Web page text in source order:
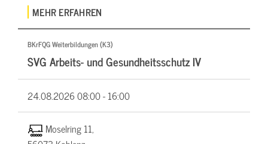
MEHR ERFAHREN
BKrFQG Weiterbildungen (K3)
SVG Arbeits- und Gesundheitsschutz IV
24.08.202608:00 - 16:00
Moselring 11,